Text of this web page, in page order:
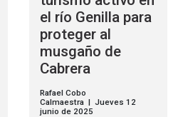
el río Genilla para
proteger al
musgaño de
Cabrera
Rafael Cobo
Calmaestra | Jueves 12
junio de 2025